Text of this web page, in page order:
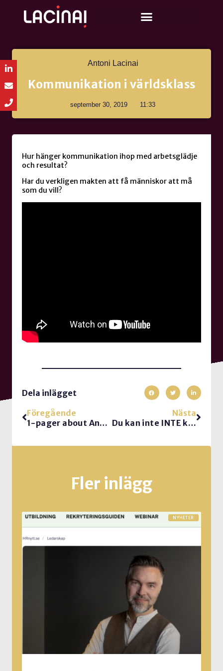
Antoni Lacinai
Kommunikation i världsklass
september 30, 2019 11:33
Hur hänger kommunikation ihop med arbetsglädje
och resultat?
Har du verkligen makten att få människor att må
som du vill?
Dela inlägget
Föregående
1-pager about Antoni Lacinai and his keynotes
Nästa
Du kan inte INTE kommunicera
Fler inlägg
NYHETER